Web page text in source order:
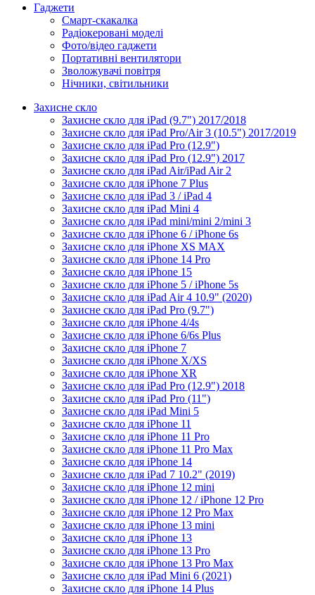
Гаджети
Смарт-скакалка
Радіокеровані моделі
Фото/відео гаджети
Портативні вентилятори
Зволожувачі повітря
Нічники, світильники
Захисне скло
Захисне скло для iPad (9.7") 2017/2018
Захисне скло для iPad Pro/Air 3 (10.5") 2017/2019
Захисне скло для iPad Pro (12.9")
Захисне скло для iPad Pro (12.9") 2017
Захисне скло для iPad Air/iPad Air 2
Захисне скло для iPhone 7 Plus
Захисне скло для iPad 3 / iPad 4
Захисне скло для iPad Mini 4
Захисне скло для iPad mini/mini 2/mini 3
Захисне скло для iPhone 6 / iPhone 6s
Захисне скло для iPhone XS MAX
Захисне скло для iPhone 14 Pro
Захисне скло для iPhone 15
Захисне скло для iPhone 5 / iPhone 5s
Захисне скло для iPad Air 4 10.9" (2020)
Захисне скло для iPad Pro (9.7")
Захисне скло для iPhone 4/4s
Захисне скло для iPhone 6/6s Plus
Захисне скло для iPhone 7
Захисне скло для iPhone X/XS
Захисне скло для iPhone XR
Захисне скло для iPad Pro (12.9") 2018
Захисне скло для iPad Pro (11")
Захисне скло для iPad Mini 5
Захисне скло для iPhone 11
Захисне скло для iPhone 11 Pro
Захисне скло для iPhone 11 Pro Max
Захисне скло для iPhone 14
Захисне скло для iPad 7 10.2" (2019)
Захисне скло для iPhone 12 mini
Захисне скло для iPhone 12 / iPhone 12 Pro
Захисне скло для iPhone 12 Pro Max
Захисне скло для iPhone 13 mini
Захисне скло для iPhone 13
Захисне скло для iPhone 13 Pro
Захисне скло для iPhone 13 Pro Max
Захисне скло для iPad Mini 6 (2021)
Захисне скло для iPhone 14 Plus